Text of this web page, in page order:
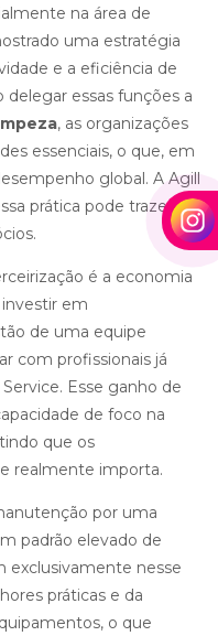
na área de
uma estratégia
e a eficiência de
delegar essas funções a
, as organizações
essenciais, o que, em
global. A Agill
prática pode trazer
é a economia
em
de uma equipe
com profissionais já
Esse ganho de
de foco na
que os
realmente importa.
por uma
padrão elevado de
exclusivamente nesse
práticas e da
o que